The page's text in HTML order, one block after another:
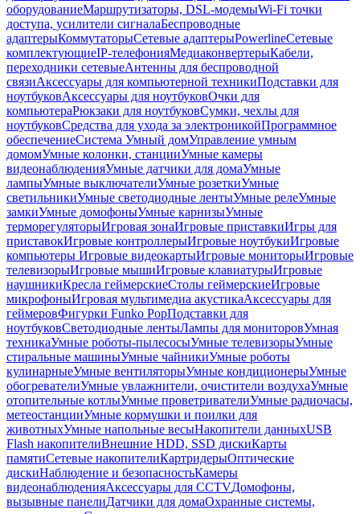
оборудованиеМаршрутизаторы, DSL-модемыWi-Fi точки
доступа, усилители сигналаБеспроводные
адаптерыКоммутаторыСетевые адаптерыPowerlineСетевые
комплектующиеIP-телефонияМедиаконвертерыКабели,
переходники сетевыеАнтенны для беспроводной
связиАксессуары для компьютерной техникиПодставки для
ноутбуковАксессуары для ноутбуковОчки для
компьютераРюкзаки для ноутбуковСумки, чехлы для
ноутбуковСредства для ухода за электроникойПрограммное
обеспечениеСистема Умный домУправление умным
домомУмные колонки, станцииУмные камеры
видеонаблюденияУмные датчики для домаУмные
лампыУмные выключателиУмные розеткиУмные
светильникиУмные светодиодные лентыУмные релеУмные
замкиУмные домофоныУмные карнизыУмные
терморегуляторыИгровая зонаИгровые приставкиИгры для
приставокИгровые контроллерыИгровые ноутбукиИгровые
компьютеры Игровые видеокартыИгровые мониторыИгровые
телевизорыИгровые мышиИгровые клавиатурыИгровые
наушникиКресла геймерскиеСтолы геймерскиеИгровые
микрофоныИгровая мультимедиа акустикаАксессуары для
геймеровФигурки Funko PopПодставки для
ноутбуковСветодиодные лентыЛампы для мониторовУмная
техникаУмные роботы-пылесосыУмные телевизорыУмные
стиральные машиныУмные чайникиУмные роботы
кулинарныеУмные вентиляторыУмные кондиционерыУмные
обогревателиУмные увлажнители, очистители воздухаУмные
отопительные котлыУмные проветривателиУмные радиочасы,
метеостанцииУмные кормушки и поилки для
животныхУмные напольные весыНакопители данныхUSB
Flash накопителиВнешние HDD, SSD дискиКарты
памятиСетевые накопителиКартридерыОптические
дискиНаблюдение и безопасностьКамеры
видеонаблюденияАксессуары для CCTVДомофоны,
вызывные панелиДатчики для домаОхранные системы,